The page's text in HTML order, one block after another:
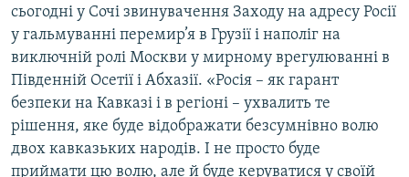
сьогодні у Сочі звинувачення Заходу на адресу Росії
у гальмуванні перемир’я в Грузії і наполіг на
виключній ролі Москви у мирному врегулюванні в
Південній Осетії і Абхазії. «Росія – як гарант
безпеки на Кавказі і в регіоні – ухвалить те
рішення, яке буде відображати безсумнівно волю
двох кавказьких народів. І не просто буде
приймати цю волю, але й буде керуватися у своїй